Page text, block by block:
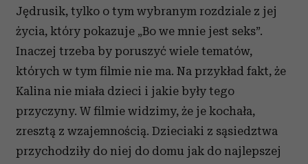
Jędrusik, tylko o tym wybranym rozdziale z jej
życia, który pokazuje „Bo we mnie jest seks”.
Inaczej trzeba by poruszyć wiele tematów,
których w tym filmie nie ma. Na przykład fakt, że
Kalina nie miała dzieci i jakie były tego
przyczyny. W filmie widzimy, że je kochała,
zresztą z wzajemnością. Dzieciaki z sąsiedztwa
przychodziły do niej do domu jak do najlepszej